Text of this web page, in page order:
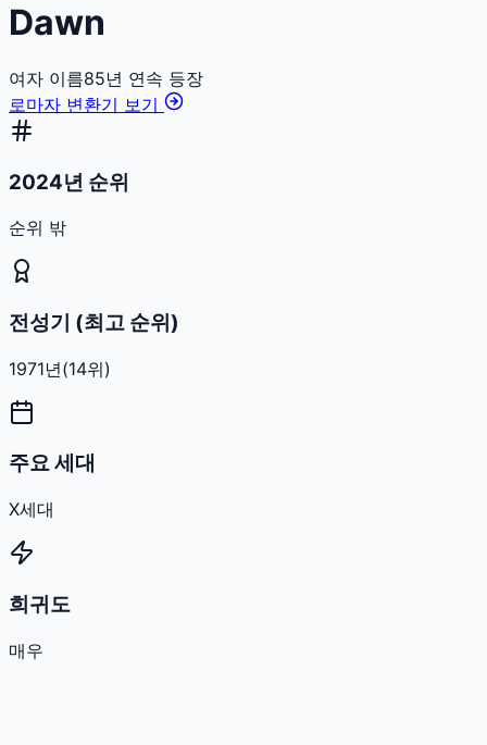
Dawn
여자 이름85년 연속 등장
로마자 변환기 보기
2024년 순위
순위 밖
전성기 (최고 순위)
1971년(14위)
주요 세대
X세대
희귀도
매우